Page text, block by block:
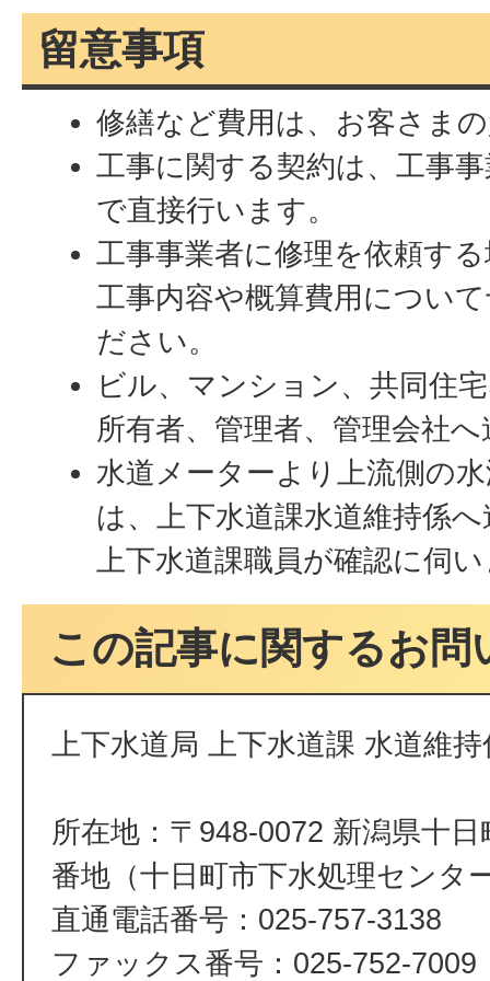
留意事項
修繕など費用は、お客さま
工事に関する契約は、工事
で直接行います。
工事事業者に修理を依頼す
工事内容や概算費用につい
ださい。
ビル、マンション、共同住
所有者、管理者、管理会社
水道メーターより上流側の
は、上下水道課水道維持係
上下水道課職員が確認に伺
この記事に関するお問
上下水道局 上下水道課 水道維持
所在地：〒948-0072 新潟県十
番地（十日町市下水処理センタ
直通電話番号：025-757-3138
ファックス番号：025-752-7009